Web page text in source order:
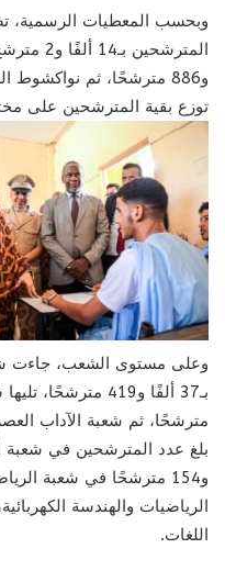
وبحسب المعطيات الرسمية،
توزع بقية المترشحين على
وعلى مستوى الشعب، جاءت
اللغات.